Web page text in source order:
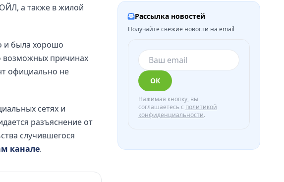
а также в жилой
и была хорошо
возможных причинах
официально не
сетях и
разъяснение от
случившегося
канале.
Рассылка новостей
Получайте свежие новости на email
ОК
Нажимая кнопку, вы
соглашаетесь с политикой
конфиденциальности.